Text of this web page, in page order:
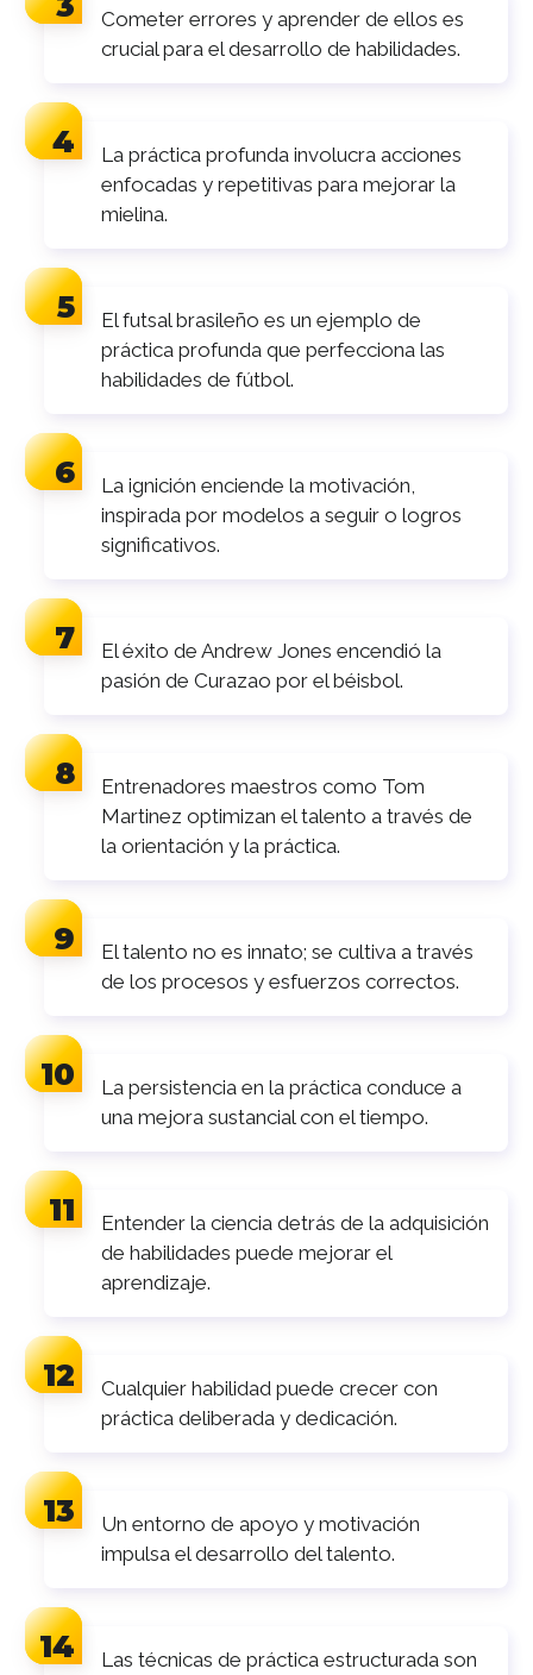
Cometer errores y aprender de ellos es
crucial para el desarrollo de habilidades.
La práctica profunda involucra acciones
enfocadas y repetitivas para mejorar la
mielina.
El futsal brasileño es un ejemplo de
práctica profunda que perfecciona las
habilidades de fútbol.
La ignición enciende la motivación,
inspirada por modelos a seguir o logros
significativos.
El éxito de Andrew Jones encendió la
pasión de Curazao por el béisbol.
Entrenadores maestros como Tom
Martinez optimizan el talento a través de
la orientación y la práctica.
El talento no es innato; se cultiva a través
de los procesos y esfuerzos correctos.
La persistencia en la práctica conduce a
una mejora sustancial con el tiempo.
Entender la ciencia detrás de la adquisición
de habilidades puede mejorar el
aprendizaje.
Cualquier habilidad puede crecer con
práctica deliberada y dedicación.
Un entorno de apoyo y motivación
impulsa el desarrollo del talento.
Las técnicas de práctica estructurada son